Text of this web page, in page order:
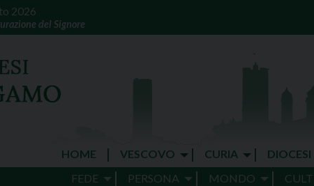
2026
del Signore
HOME VESCOVO CURIA DIOCESI
FEDE
PERSONA MONDO